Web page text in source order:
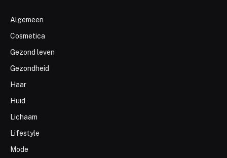
Algemeen
Cosmetica
Gezond leven
Gezondheid
Haar
Huid
Lichaam
Lifestyle
Mode